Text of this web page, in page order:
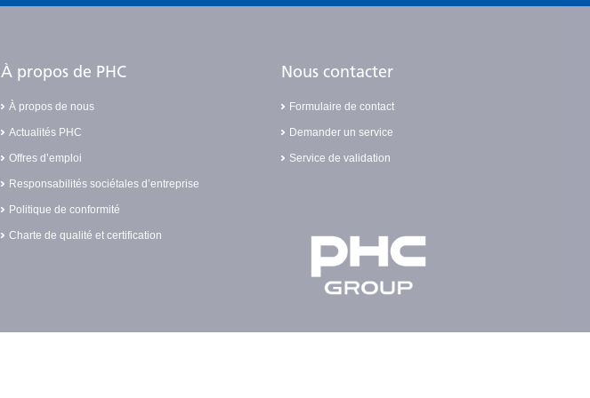
À propos de PHC
À propos de nous
Actualités PHC
Offres d’emploi
Responsabilités sociétales d’entreprise
Politique de conformité
Charte de qualité et certification
Nous contacter
Formulaire de contact
Demander un service
Service de validation